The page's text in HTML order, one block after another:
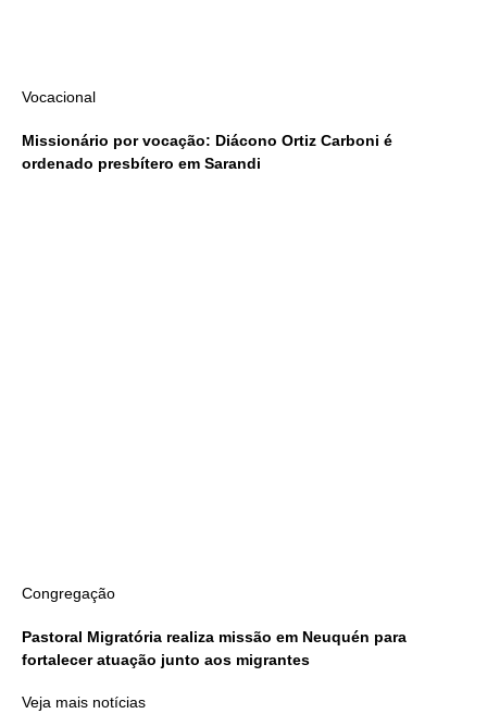
Vocacional
Missionário por vocação: Diácono Ortiz Carboni é
ordenado presbítero em Sarandi
Congregação
Pastoral Migratória realiza missão em Neuquén para
fortalecer atuação junto aos migrantes
Veja mais notícias